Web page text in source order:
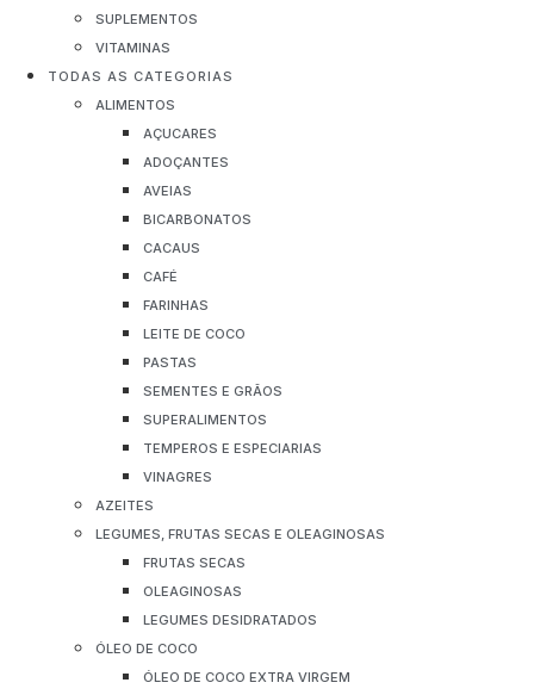
SUPLEMENTOS
VITAMINAS
TODAS AS CATEGORIAS
ALIMENTOS
AÇUCARES
ADOÇANTES
AVEIAS
BICARBONATOS
CACAUS
CAFÉ
FARINHAS
LEITE DE COCO
PASTAS
SEMENTES E GRÃOS
SUPERALIMENTOS
TEMPEROS E ESPECIARIAS
VINAGRES
AZEITES
LEGUMES, FRUTAS SECAS E OLEAGINOSAS
FRUTAS SECAS
OLEAGINOSAS
LEGUMES DESIDRATADOS
ÓLEO DE COCO
ÓLEO DE COCO EXTRA VIRGEM